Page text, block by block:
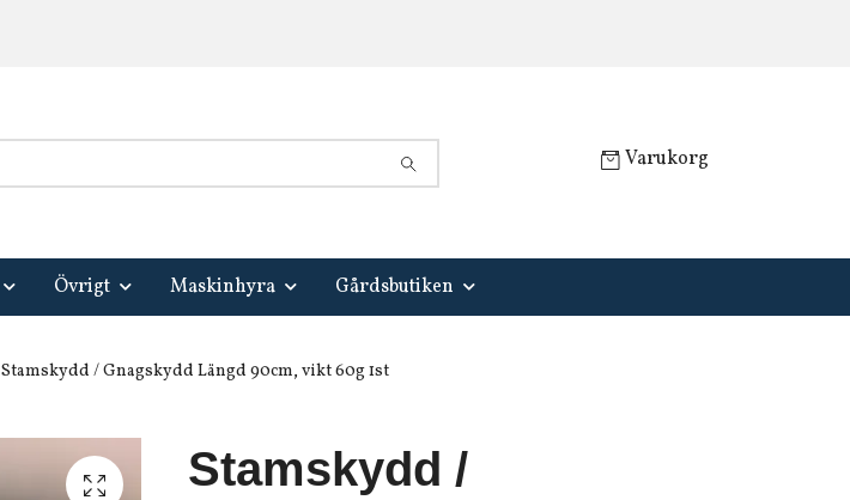
Varukorg
Övrigt Maskinhyra Gårdsbutiken
Stamskydd / Gnagskydd Längd 90cm, vikt 60g 1st
Stamskydd /